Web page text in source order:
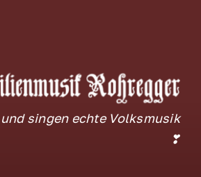
singen echte Volksmusik
❣